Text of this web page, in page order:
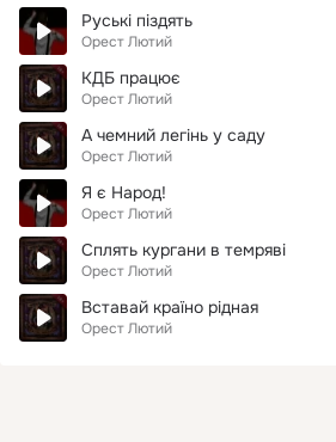
Руські піздять
Орест Лютий
КДБ працює
Орест Лютий
А чемний легінь у саду
Орест Лютий
Я є Народ!
Орест Лютий
Сплять кургани в темряві
Орест Лютий
Вставай країно рідная
Орест Лютий